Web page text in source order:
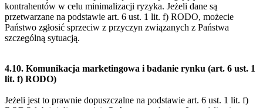
kontrahentów w celu minimalizacji ryzyka. Jeżeli dane są
przetwarzane na podstawie art. 6 ust. 1 lit. f) RODO, możecie
Państwo zgłosić sprzeciw z przyczyn związanych z Państwa
szczególną sytuacją.
4.10. Komunikacja marketingowa i badanie rynku (art. 6 ust. 1
lit. f) RODO)
Jeżeli jest to prawnie dopuszczalne na podstawie art. 6 ust. 1 lit. f)